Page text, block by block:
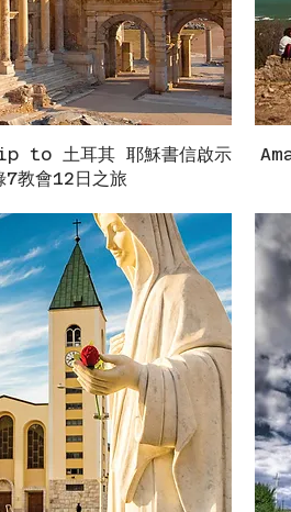
快速瀏覽
to 土耳其 耶穌書信啟示
7教會12日之旅